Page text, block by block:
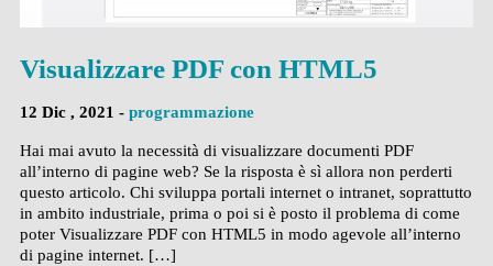
Visualizzare PDF con HTML5
12 Dic , 2021 - programmazione
Hai mai avuto la necessità di visualizzare documenti PDF
all’interno di pagine web? Se la risposta è sì allora non perderti
questo articolo. Chi sviluppa portali internet o intranet, soprattutto
in ambito industriale, prima o poi si è posto il problema di come
poter Visualizzare PDF con HTML5 in modo agevole all’interno
di pagine internet. […]